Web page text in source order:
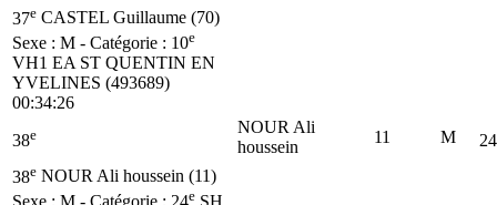
37e CASTEL Guillaume (70)
Sexe : M - Catégorie : 10e
VH1 EA ST QUENTIN EN
YVELINES (493689)
00:34:26
38e
NOUR Ali
houssein
11 M
24
38e NOUR Ali houssein (11)
Sexe : M - Catégorie : 24e SH